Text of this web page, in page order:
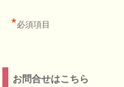
*必須項目
お問合せはこちら